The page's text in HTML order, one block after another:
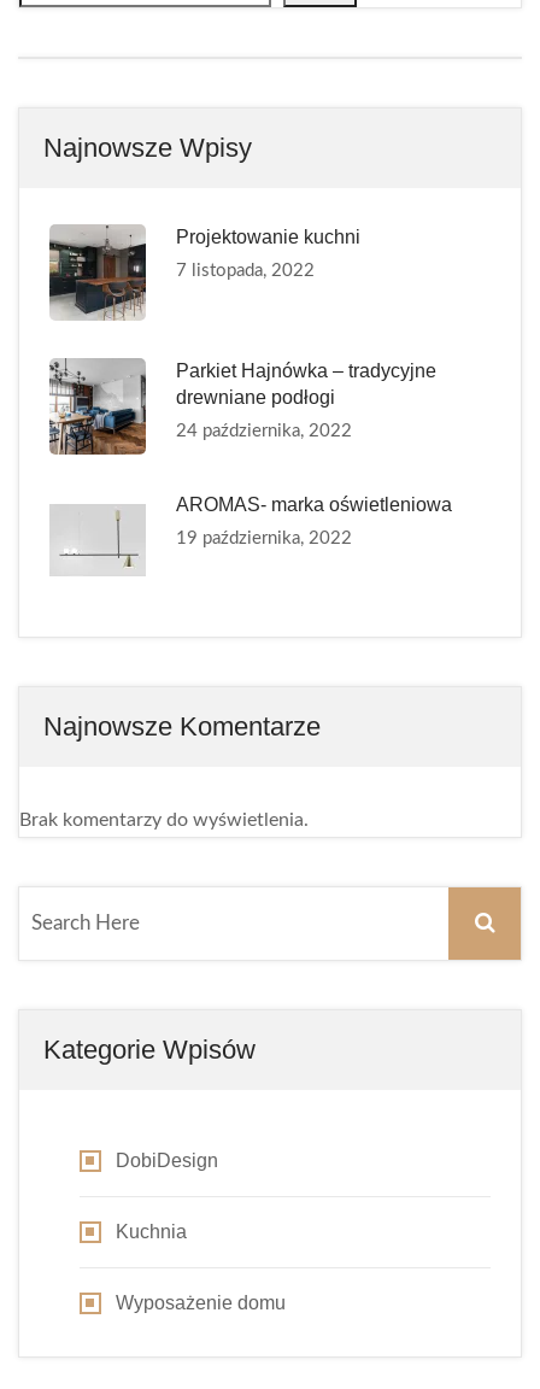
Najnowsze Wpisy
Projektowanie kuchni
7 listopada, 2022
Parkiet Hajnówka – tradycyjne
drewniane podłogi
24 października, 2022
AROMAS- marka oświetleniowa
19 października, 2022
Najnowsze Komentarze
Brak komentarzy do wyświetlenia.
Kategorie Wpisów
DobiDesign
Kuchnia
Wyposażenie domu